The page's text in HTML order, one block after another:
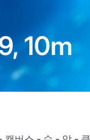
10m